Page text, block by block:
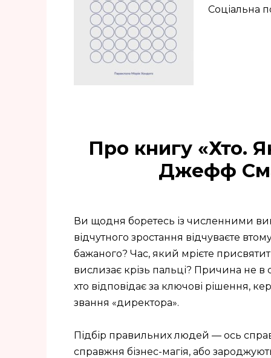
Соціальна
Про книгу «Хто.
Джефф
Ви щодня боретесь із численними
відчутного зростання відчуваєте
бажаного? Час, який мрієте
вислизає крізь пальці? Причина не в
хто відповідає за ключові рішення,
звання «директора».
Підбір правильних людей — ось
справжня бізнес-магія, або